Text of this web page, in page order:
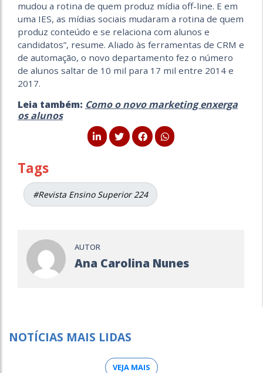
mudou a rotina de quem produz mídia off-line. E em
uma IES, as mídias sociais mudaram a rotina de quem
produz conteúdo e se relaciona com alunos e
candidatos”, resume. Aliado às ferramentas de CRM e
de automação, o novo departamento fez o número
de alunos saltar de 10 mil para 17 mil entre 2014 e
2017.
Leia também: Como o novo marketing enxerga
os alunos
Tags
#Revista Ensino Superior 224
AUTOR
Ana Carolina Nunes
NOTÍCIAS MAIS LIDAS
VEJA MAIS